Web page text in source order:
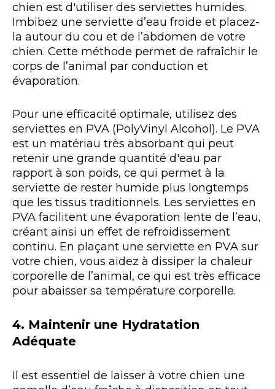
chien est d'utiliser des serviettes humides.
Imbibez une serviette d’eau froide et placez-
la autour du cou et de l’abdomen de votre
chien. Cette méthode permet de rafraîchir le
corps de l’animal par conduction et
évaporation.
Pour une efficacité optimale, utilisez des
serviettes en PVA (PolyVinyl Alcohol). Le PVA
est un matériau très absorbant qui peut
retenir une grande quantité d'eau par
rapport à son poids, ce qui permet à la
serviette de rester humide plus longtemps
que les tissus traditionnels. Les serviettes en
PVA facilitent une évaporation lente de l’eau,
créant ainsi un effet de refroidissement
continu. En plaçant une serviette en PVA sur
votre chien, vous aidez à dissiper la chaleur
corporelle de l’animal, ce qui est très efficace
pour abaisser sa température corporelle.
4. Maintenir une Hydratation
Adéquate
Il est essentiel de laisser à votre chien une